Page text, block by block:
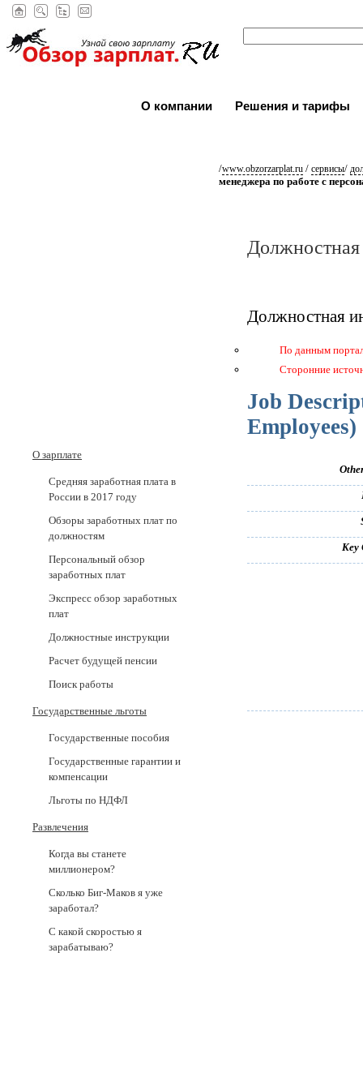
О компании Решения и тарифы
/www.obzorzarplat.ru / сервисы/
менеджера по работе с
О зарплате
Средняя заработная плата в
России в 2017 годy
Обзоры заработных плат по
должностям
Персональный обзор
заработных плат
Экспресс обзор заработных
плат
Должностные инструкции
Расчет будущей пенсии
Поиск работы
Государственные льготы
Государственные пособия
Государственные гарантии и
компенсации
Льготы по НДФЛ
Развлечения
Когда вы станете
миллионером?
Сколько Биг-Маков я уже
заработал?
С какой скоростью я
зарабатываю?
Должностная
По данным
Сторонние
Job
Employees)
Key